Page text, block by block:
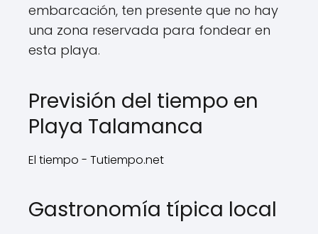
embarcación, ten presente que no hay
una zona reservada para fondear en
esta playa.
Previsión del tiempo en
Playa Talamanca
El tiempo - Tutiempo.net
Gastronomía típica local